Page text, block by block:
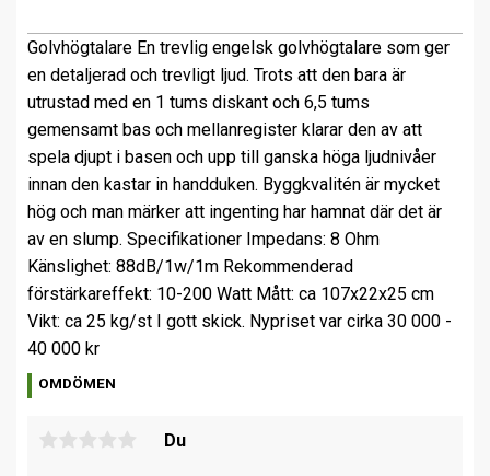
Golvhögtalare En trevlig engelsk golvhögtalare som ger
en detaljerad och trevligt ljud. Trots att den bara är
utrustad med en 1 tums diskant och 6,5 tums
gemensamt bas och mellanregister klarar den av att
spela djupt i basen och upp till ganska höga ljudnivåer
innan den kastar in handduken. Byggkvalitén är mycket
hög och man märker att ingenting har hamnat där det är
av en slump. Specifikationer Impedans: 8 Ohm
Känslighet: 88dB/1w/1m Rekommenderad
förstärkareffekt: 10-200 Watt Mått: ca 107x22x25 cm
Vikt: ca 25 kg/st I gott skick. Nypriset var cirka 30 000 -
40 000 kr
OMDÖMEN
Du